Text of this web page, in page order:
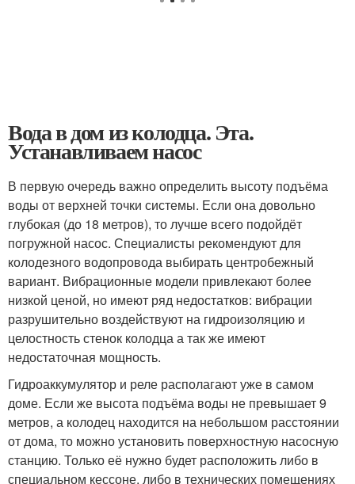
Вода в дом из колодца. Эта.
Устанавливаем насос
В первую очередь важно определить высоту подъёма
воды от верхней точки системы. Если она довольно
глубокая (до 18 метров), то лучше всего подойдёт
погружной насос. Специалисты рекомендуют для
колодезного водопровода выбирать центробежный
вариант. Вибрационные модели привлекают более
низкой ценой, но имеют ряд недостатков: вибрации
разрушительно воздействуют на гидроизоляцию и
целостность стенок колодца а так же имеют
недостаточная мощность.
Гидроаккумулятор и реле располагают уже в самом
доме. Если же высота подъёма воды не превышает 9
метров, а колодец находится на небольшом расстоянии
от дома, то можно установить поверхностную насосную
станцию. Только её нужно будет расположить либо в
специальном кессоне, либо в технических помещениях